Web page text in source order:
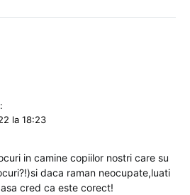
la 18:23
in camine copiilor nostri care su
daca raman neocupate,luati
cred ca este corect!